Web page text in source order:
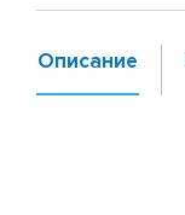
Описание